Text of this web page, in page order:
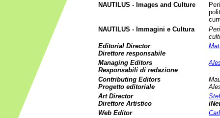
NAUTILUS - Images and Culture
NAUTILUS - Immagini e Cultura
Editorial Director
Direttore responsabile
Managing Editors
Responsabili di redazione
Contributing Editors
Progetto editoriale
Art Director
Direttore Artistico
Web Editor